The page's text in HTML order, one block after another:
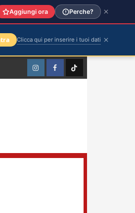
InstagramFacebookTikTok
Aggiungi ora Perche?
Clicca qui per inserire i tuoi dati